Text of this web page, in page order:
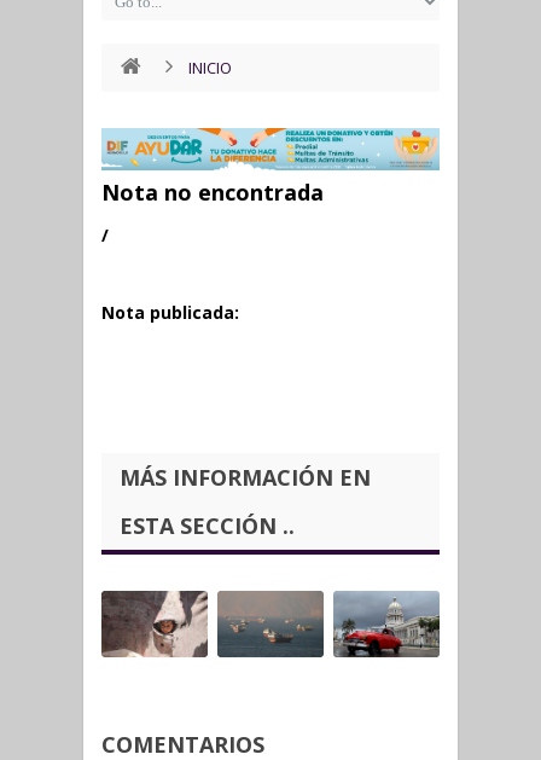
INICIO
Nota no encontrada
/
Nota publicada:
MÁS INFORMACIÓN EN
ESTA SECCIÓN ..
COMENTARIOS